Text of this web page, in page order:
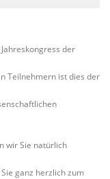
der
Teilnehmern ist dies der
wir Sie natürlich
ganz herzlich zum